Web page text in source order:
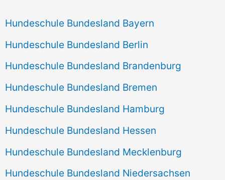
Hundeschule Bundesland Bayern
Hundeschule Bundesland Berlin
Hundeschule Bundesland Brandenburg
Hundeschule Bundesland Bremen
Hundeschule Bundesland Hamburg
Hundeschule Bundesland Hessen
Hundeschule Bundesland Mecklenburg
Hundeschule Bundesland Niedersachsen